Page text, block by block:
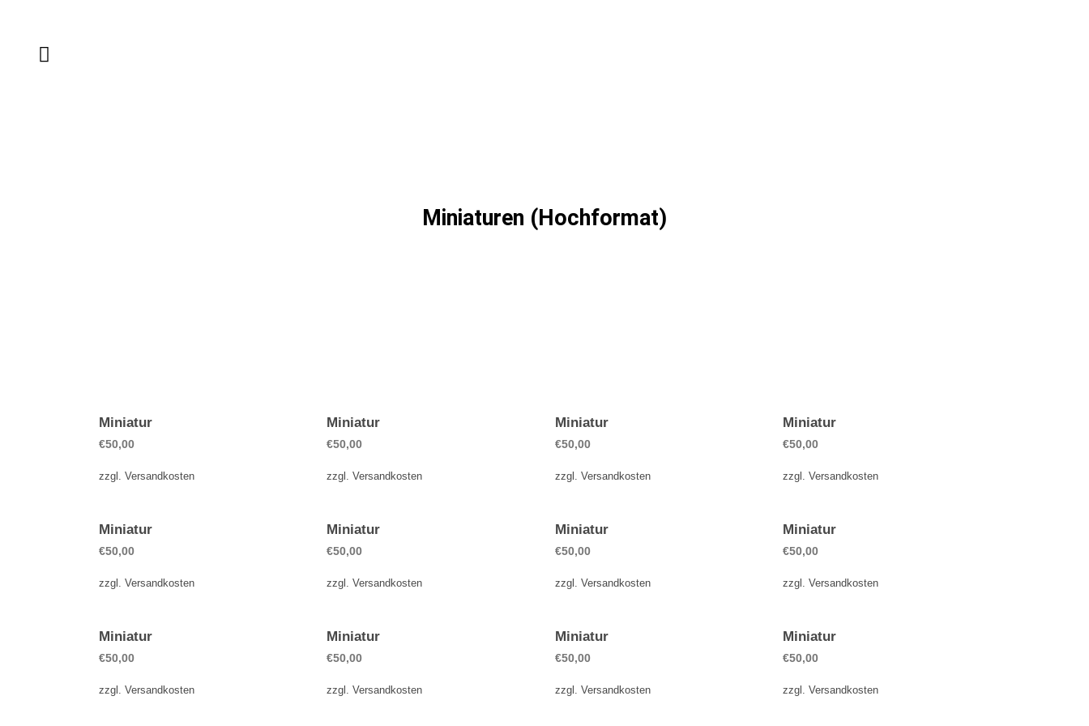
Miniaturen (Hochformat)
Miniatur
€50,00
zzgl. Versandkosten
Miniatur
€50,00
zzgl.Versandkosten
Miniatur
€50,00
zzgl. Versandkosten
Miniatur
€50,00
zzgl. Versandkosten
Miniatur
€50,00
zzgl. Versandkosten
Miniatur
€50,00
zzgl.Versandkosten
Miniatur
€50,00
zzgl. Versandkosten
Miniatur
€50,00
zzgl. Versandkosten
Miniatur
€50,00
zzgl. Versandkosten
Miniatur
€50,00
zzgl.Versandkosten
Miniatur
€50,00
zzgl. Versandkosten
Miniatur
€50,00
zzgl. Versandkosten